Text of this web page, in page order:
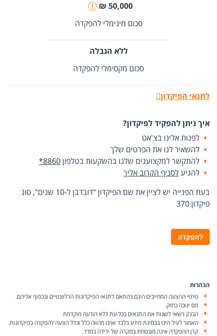
סכום מינימלי להפקדה
50,000 ₪
!
סכום מקסימלי להפקדה
ללא הגבלה
לתנאי הפיקדון
איך ניתן להפקיד לפיקדון?
לפנות אלינו בצ'אט
להשאיר לנו את הפרטים שלך
להתקשר למקצוענים שלנו בהשקעות בטלפון*8860
להגיעלסניף הקרוב אליך
בעת הפנייה יש לציין את שם הפיקדון "דובדבן ל-10 שנים", סוג
פיקדון 370
להפקדה
הבהרות
פרטי ההצעה המחייבים הינם בהתאם לתנאי הפיקדונות הרלוונטיים ובכפוף אליהם.
מס ינוכה כחוק.
הבנק רשאי לשנות את התנאים בכל עת ללא הודעה מוקדמת
האמור לעיל הינו בבחינת מידע בלבד ואינו מהווה כלל וכלל הצעה להפקדה בפיקדונות.
קרן ההפקדה אינה מובטחת במקרה של ירידה במדד.